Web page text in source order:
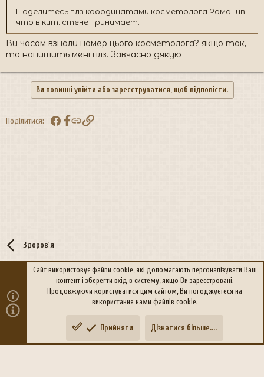
Поделитесь плз координатами косметолога Романив
что в кит. стене принимает.
Ви часом взнали номер цього косметолога? якщо так,
то напишить мені плз. Завчасно дякую
Ви повинні увійти або зареєструватися, щоб відповісти.
Поділитися: FacebookПосилання
Здоров'я
Політика конфіденційності Дoпoмoга
Community platform by XenForo
xen-foro.com.ua Зверху
Сайт використовує файли cookie, які допомагають персоналізувати Ваш
контент і зберегти вхід в систему, якщо Ви зареєстровані.
Продовжуючи користуватися цим сайтом, Ви погоджуєтеся на
використання нами файлів cookie.
Прийняти Дізнатися більше....